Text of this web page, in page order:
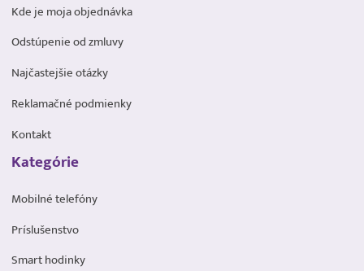
Kde je moja objednávka
Odstúpenie od zmluvy
Najčastejšie otázky
Reklamačné podmienky
Kontakt
Kategórie
Mobilné telefóny
Príslušenstvo
Smart hodinky